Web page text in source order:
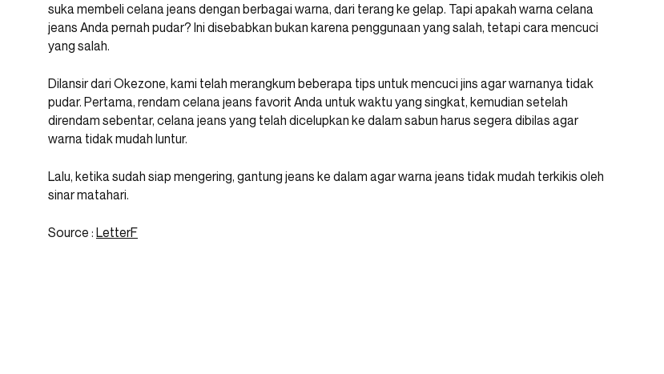
suka membeli celana jeans dengan berbagai warna, dari terang ke gelap. Tapi apakah warna celana
jeans Anda pernah pudar? Ini disebabkan bukan karena penggunaan yang salah, tetapi cara mencuci
yang salah.
Dilansir dari Okezone, kami telah merangkum beberapa tips untuk mencuci jins agar warnanya tidak
pudar. Pertama, rendam celana jeans favorit Anda untuk waktu yang singkat, kemudian setelah
direndam sebentar, celana jeans yang telah dicelupkan ke dalam sabun harus segera dibilas agar
warna tidak mudah luntur.
Lalu, ketika sudah siap mengering, gantung jeans ke dalam agar warna jeans tidak mudah terkikis oleh
sinar matahari.
Source : LetterF